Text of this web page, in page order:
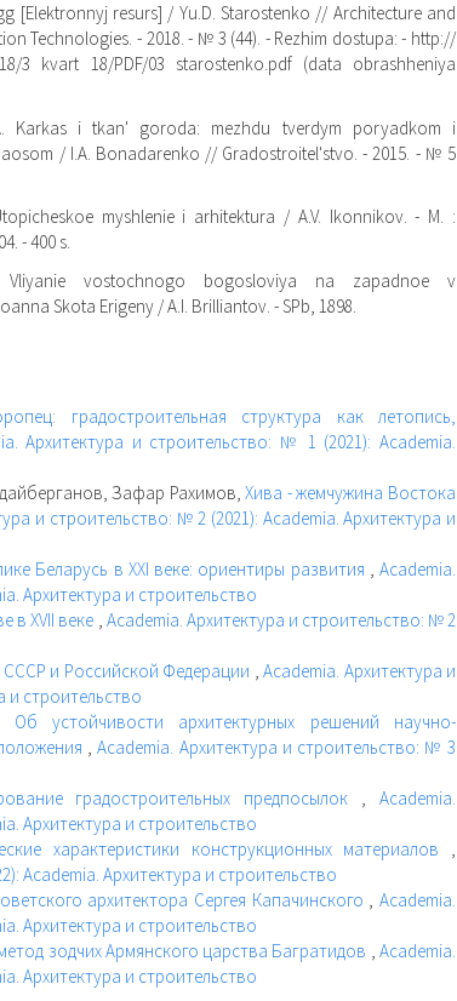
[Elektronnyj resurs] / Yu.D. Starostenko // Architecture and
Technologies. - 2018. - № 3 (44). - Rezhim dostupa: - http://
3 kvart 18/PDF/03 starostenko.pdf (data obrashheniya
Karkas i tkan' goroda: mezhdu tverdym poryadkom i
/ I.A. Bonadarenko // Gradostroitel'stvo. - 2015. - № 5
myshlenie i arhitektura / A.V. Ikonnikov. - M. :
- 400 s.
Vliyanie vostochnogo bogosloviya na zapadnoe v
Skota Erigeny / A.I. Brilliantov. - SPb, 1898.
градостроительная структура как летопись,
Архитектура и строительство: № 1 (2021): Academia.
Зафар Рахимов,Хива - жемчужина Востока
и строительство: № 2 (2021): Academia. Архитектура и
Беларусь в XXI веке: ориентиры развития
Academia.
Архитектура и строительство
в XVII веке Academia. Архитектура и строительство: № 2
и Российской Федерации ,Academia. Архитектура и
и строительство
Об устойчивости архитектурных решений научно-
,Academia. Архитектура и строительство: № 3
градостроительных предпосылок
Academia.
Архитектура и строительство
характеристики конструкционных материалов
Academia. Архитектура и строительство
архитектора Сергея Капачинского ,Academia.
Архитектура и строительство
зодчих Армянского царства Багратидов ,Academia.
Архитектура и строительство